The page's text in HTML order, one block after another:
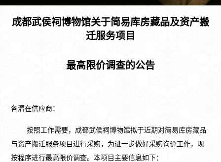
成都武侯祠博物馆关于简易库房藏品及资产搬
迁服务项目
最高限价调查的公告
各潜在供应商：
按照工作需要，成都武侯祠博物馆拟于近期对简易库房藏品
与资产搬迁服务项目进行采购，为进一步做好采购询价工作，现
按程序进行最高限价调查。本项目主要信息如下：